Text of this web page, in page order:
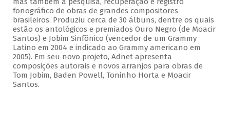
fonográfico de obras de grandes compositores
brasileiros. Produziu cerca de 30 álbuns, dentre os quais
estão os antológicos e premiados Ouro Negro (de Moacir
Santos) e Jobim Sinfônico (vencedor de um Grammy
Latino em 2004 e indicado ao Grammy americano em
2005). Em seu novo projeto, Adnet apresenta
composições autorais e novos arranjos para obras de
Tom Jobim, Baden Powell, Toninho Horta e Moacir
Santos.